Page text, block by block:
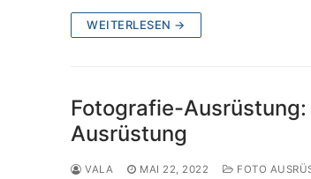
WEITERLESEN →
Fotografie-
Ausrüstung
VALA MAI 22, 2022 FOTO